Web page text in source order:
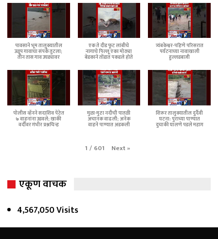
पावसाने भूम तालुक्यातील
उळूप गावाचा संपर्क तुटला;
तीन तास गाव उघड्यावर
एक ते दीड फूट लांबीचे
नागाचे पिल्लू एका मोठ्या
बेडकाने तोंडात पकडले होते
त्र्यंबकेश्वर-पहिणे परिसरात
पर्यटनाच्या नावाखाली
हुल्लडबाजी
पोलीस व्हॅनने सदाशिव पेठेत
७ वाहनांना उडवले; खाकी
वर्दीवर गंभीर प्रश्नचिन्ह
मुळा-मुठा नदीची पातळी
अचानक वाढली; अनेक
वाहने पाण्यात अडकली
शिरूर तालुक्यातील दुर्दैवी
घटना: पुराच्या पाण्यात
दुचाकी घालणे पडले महाग
1 / 601 Next»
एकूण वाचक
4,567,050 Visits